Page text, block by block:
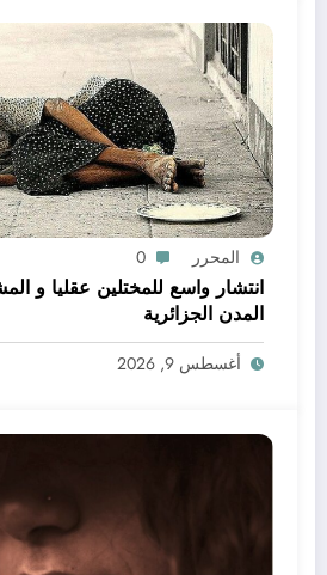
المحرر 0
انتشار واسع للمختلين عقليا و
المدن الجزائرية
أغسطس 9, 2026